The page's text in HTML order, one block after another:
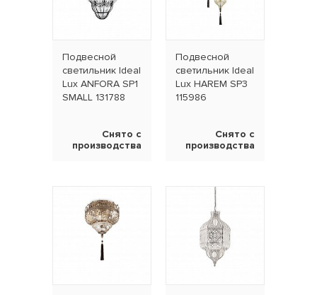
Подвесной
светильник Ideal
Lux ANFORA SP1
SMALL 131788
Снято с
производства
Подвесной
светильник Ideal
Lux HAREM SP3
115986
Снято с
производства